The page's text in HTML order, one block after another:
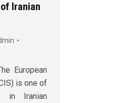
Iranian
European
is one of
in Iranian